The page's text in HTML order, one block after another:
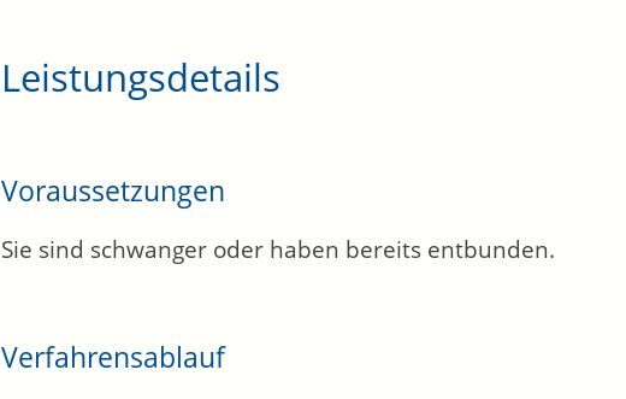
Leistungsdetails
Voraussetzungen
Sie sind schwanger oder haben bereits entbunden.
Verfahrensablauf